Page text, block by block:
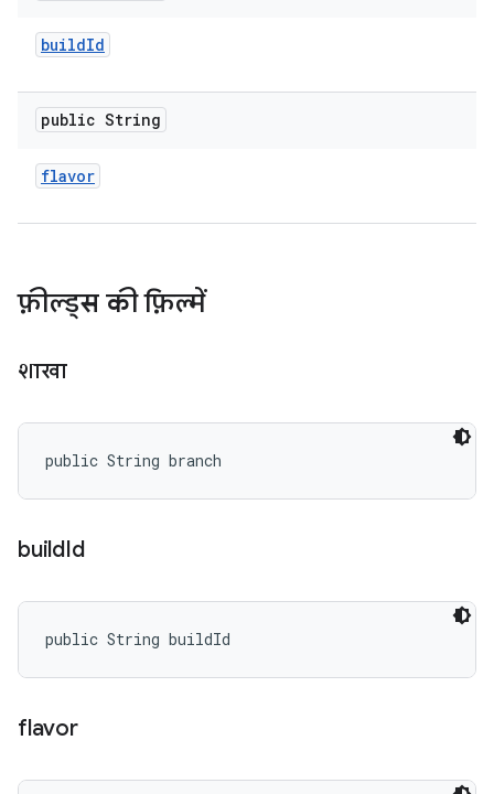
buildId
public String
flavor
फ़ील्ड्स की फ़िल्में
शाखा
public String branch
buildId
public String buildId
flavor